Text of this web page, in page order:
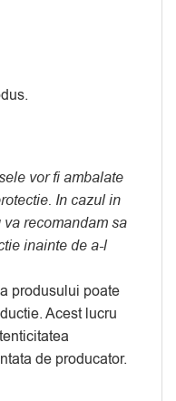
vor fi ambalate
In cazul in
recomandam sa
inainte de a-l
produsului poate
Acest lucru
de producator.